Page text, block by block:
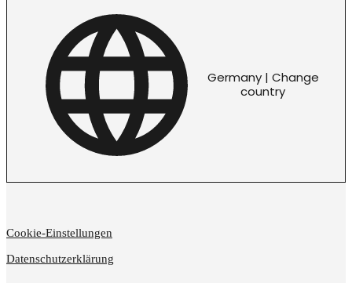
Germany | Change
country
Cookie-Einstellungen
Datenschutzerklärung